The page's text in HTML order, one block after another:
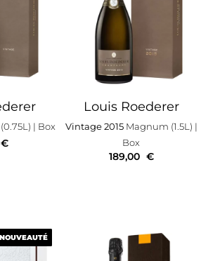
| Box
€
Louis Roederer
Vintage 2015Magnum (1.5L) |
Box
189,00 €
NOUVEAUTÉ
NOUVEAUTÉ